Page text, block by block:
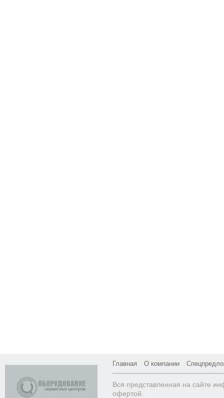
Главная О компании
Вся представленная на сайте
офертой.